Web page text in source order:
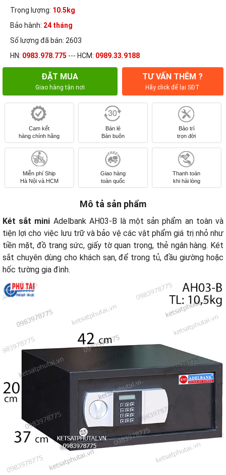
Trọng lượng: 10.5kg
Bảo hành: 24 tháng
Số lượng đã bán: 2603
HN: 0983.978.775 --- HCM: 0989.33.9188
ĐẶT MUA
Giao hàng tận nơi
TƯ VẤN THÊM ?
Hãy click để lại SĐT
Cam kết
hàng chính hãng
Bán lẻ
Bán buôn
Bảo trì
trọn đời
Miễn phí Ship
Hà Nội và HCM
Giao hàng
toàn quốc
Thanh toán
khi hài lòng
Mô tả sản phẩm
Két sắt mini Adelbank AH03-B là một sản phẩm an toàn và
tiện lợi cho việc lưu trữ và bảo vệ các vật phẩm giá trị nhỏ như
tiền mặt, đồ trang sức, giấy tờ quan trọng, thẻ ngân hàng. Két
sắt chuyên dùng cho khách sạn, để trong tủ, đầu giường hoặc
hốc tường gia đình.